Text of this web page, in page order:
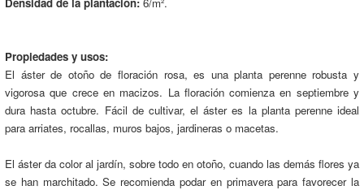
Propiedades y usos:
El áster de otoño de floración rosa, es una planta perenne robusta y
vigorosa que crece en macizos. La floración comienza en septiembre y
dura hasta octubre. Fácil de cultivar, el áster es la planta perenne ideal
para arriates, rocallas, muros bajos, jardineras o macetas.
El áster da color al jardín, sobre todo en otoño, cuando las demás flores ya
se han marchitado. Se recomienda podar en primavera para favorecer la